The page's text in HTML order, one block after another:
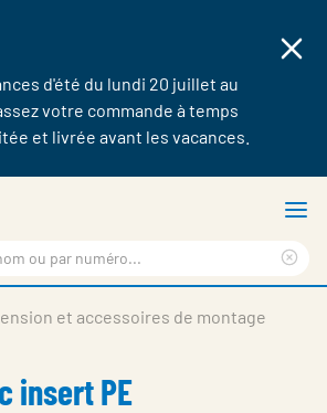
d'été du lundi 20 juillet au
votre commande à temps
et livrée avant les vacances.
et accessoires de montage
insert PE